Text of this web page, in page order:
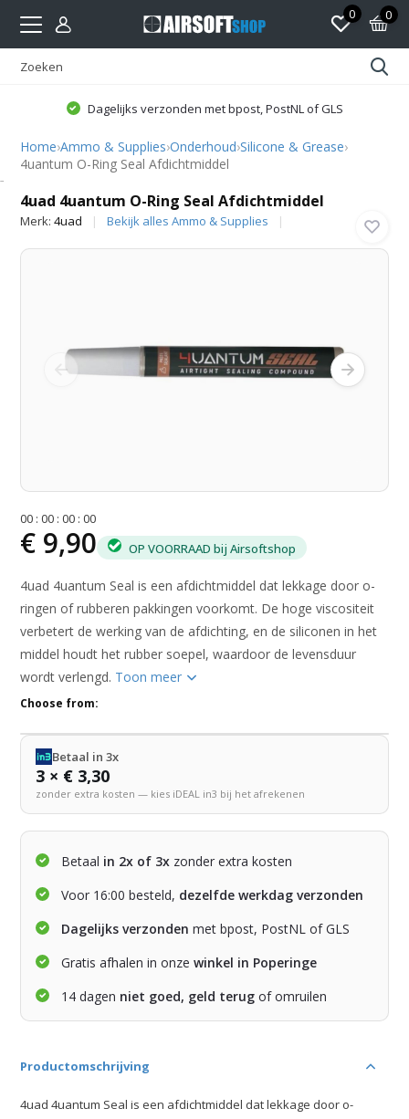
0 0
Dagelijks verzonden met bpost, PostNL of GLS
Home›Ammo & Supplies›Onderhoud›Silicone & Grease›
4uantum O-Ring Seal Afdichtmiddel
4uad 4uantum O-Ring Seal Afdichtmiddel
Merk:4uad Bekijk alles Ammo & Supplies
00 :00 :00 :00
€ 9,90 OP VOORRAAD bij Airsoftshop
4uad 4uantum Seal is een afdichtmiddel dat lekkage door o-
ringen of rubberen pakkingen voorkomt. De hoge viscositeit
verbetert de werking van de afdichting, en de siliconen in het
middel houdt het rubber soepel, waardoor de levensduur
wordt verlengd. Toon meer
Choose from:
Betaal in 3x
3 × € 3,30
zonder extra kosten — kies iDEAL in3 bij het afrekenen
Betaal in 2x of 3x zonder extra kosten
Voor 16:00 besteld, dezelfde werkdag verzonden
Dagelijks verzonden met bpost, PostNL of GLS
Gratis afhalen in onzewinkel in Poperinge
14 dagen niet goed, geld terug of omruilen
Productomschrijving
4uad 4uantum Seal is een afdichtmiddel dat lekkage door o-